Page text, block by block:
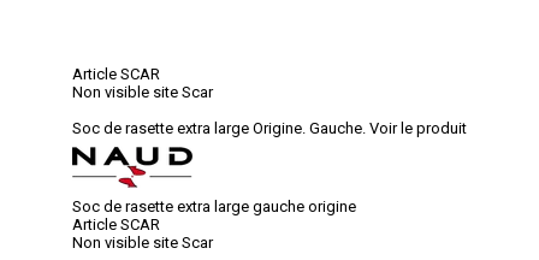
Article SCAR
Non visible site Scar
Soc de rasette extra large Origine. Gauche. Voir le produit
Soc de rasette extra large gauche origine
Article SCAR
Non visible site Scar